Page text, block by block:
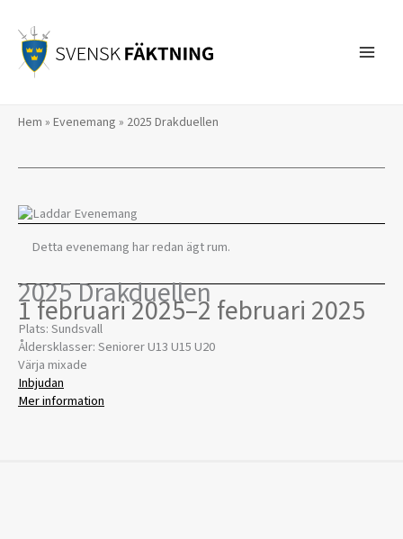
innehåll
Hem » Evenemang » 2025 Drakduellen
Detta evenemang har redan ägt rum.
2025 Drakduellen
1 februari 2025–2 februari 2025
Plats: Sundsvall
Åldersklasser: Seniorer U13 U15 U20
Värja mixade
Inbjudan
Mer information